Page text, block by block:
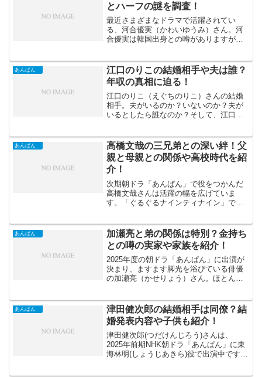
とハーフの謎を調査！
最近さまざまなドラマで活躍されてい
る、河合優実（かわいゆうみ）さん。河
合優実は韓国出身との噂がありますが、
前は本名なのかも詳しくお伝えします。
真相に迫っていきましょう。
あんぱん
江口のりこの結婚相手や夫は誰？
年収の真相に迫る！
江口のりこ（えぐちのりこ）さんの結婚
相手。夫がいるのか？いないのか？夫が
いるとしたら誰なのか？そして、江口の
ベートを明かしていないからこそ、気に
なっている人が多いようで...
あんぱん
高橋文哉の三兄弟との深い絆！父
親と母親との関係や高校時代を紹
介！
次期朝ドラ「あんぱん」で役をつかんだ
高橋文哉さんは活躍の幅を広げていま
す。「ぐるぐるナインティナイン」で知
真逆の2人を演じた「伝説の頭 翔」の高
橋文哉さんが好きでした。...
あんぱん
加瀬亮と弟の関係は特別？金持ち
との噂の実家や家族を紹介！
2025年度の朝ドラ「あんぱん」に出演が
決まり、ますます脚光を浴びている俳優
の加瀬亮（かせりょう）さん。ほとんど
に選ぶんではないでしょうか。二人の掛
け合いがばっちり...
あんぱん
津田健次郎の結婚相手は同僚？結
婚発表内容や子供も紹介！
津田健次郎(つだけんじろう)さんは、
2025年前期NHK朝ドラ「あんぱん」に東
海林明(しょうじあきら)役で出演中です。